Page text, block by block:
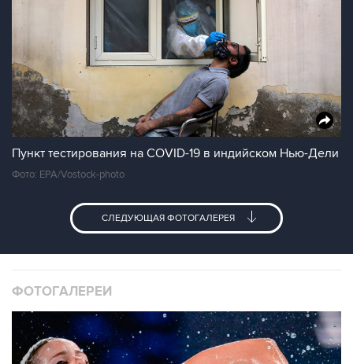
Пункт тестирования на COVID-19 в индийском Нью-Дели
Фото: EPA/Vostock-photo
СЛЕДУЮЩАЯ ФОТОГАЛЕРЕЯ
ФОТОГАЛЕРЕИ